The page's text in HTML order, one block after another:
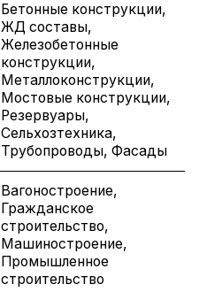
Бетонные конструкции,
ЖД составы,
Железобетонные
конструкции,
Металлоконструкции,
Мостовые конструкции,
Резервуары,
Сельхозтехника,
Трубопроводы, Фасады
Вагоностроение,
Гражданское
строительство,
Машиностроение,
Промышленное
строительство